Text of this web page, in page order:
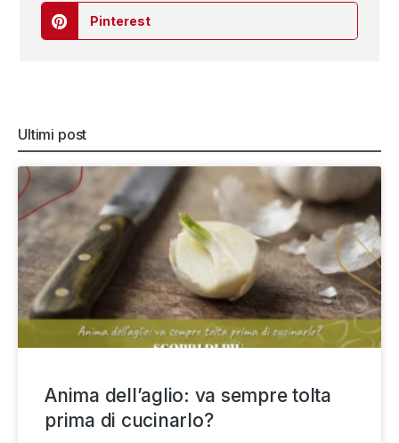
Pinterest
Ultimi post
Anima dell’aglio: va sempre tolta
prima di cucinarlo?